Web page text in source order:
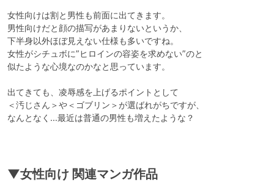
女性向けは割と男性も前面に出てきます。
男性向けだと顔の描写があまりないというか、
下半身以外ほぼ見えない仕様も多いですね。
女性がシチュボに”ヒロインの容姿を求めない”のと
似たような心境なのかなと思っています。
出てきても、凌辱感を上げるポイントとして
＜汚じさん＞や＜ゴブリン＞が選ばれがちですが、
なんとなく…最近は普通の男性も増えたような？
▼女性向け 関連マンガ作品